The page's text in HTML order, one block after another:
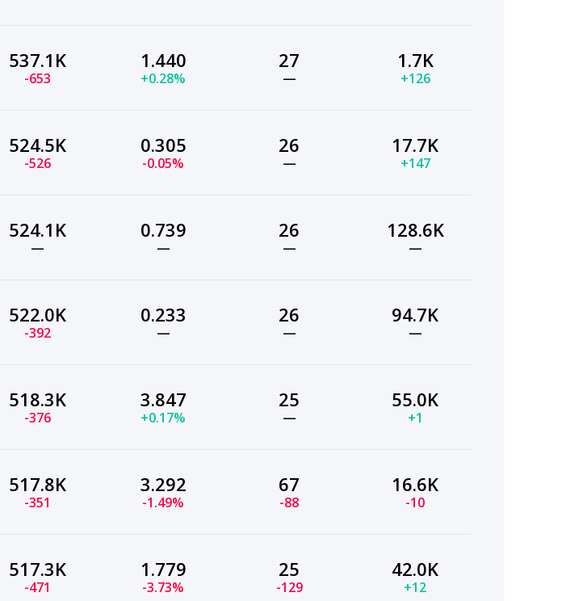
537.1K
-653
1.440
+0.28%
27
—
1.7K
+126
524.5K
-526
0.305
-0.05%
26
—
17.7K
+147
524.1K
—
0.739
—
26
—
128.6K
—
522.0K
-392
0.233
—
26
—
94.7K
—
518.3K
-376
3.847
+0.17%
25
—
55.0K
+1
517.8K
-351
3.292
-1.49%
67
-88
16.6K
-10
517.3K
-471
1.779
-3.73%
25
-129
42.0K
+12